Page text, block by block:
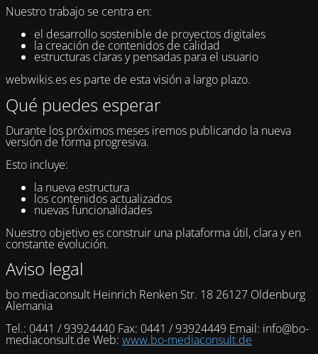
Nuestro trabajo se centra en:
el desarrollo sostenible de proyectos digitales
la creación de contenidos de calidad
estructuras claras y pensadas para el usuario
webwikis.es es parte de esta visión a largo plazo.
Qué puedes esperar
Durante los próximos meses iremos publicando la nueva
versión de forma progresiva.
Esto incluye:
la nueva estructura
los contenidos actualizados
nuevas funcionalidades
Nuestro objetivo es construir una plataforma útil, clara y en
constante evolución.
Aviso legal
bo mediaconsult Heinrich Renken Str. 18 26127 Oldenburg
Alemania
Tel.: 0441 / 93924440 Fax: 0441 / 93924449 Email: info@bo-
mediaconsult.de Web: www.bo-mediaconsult.de